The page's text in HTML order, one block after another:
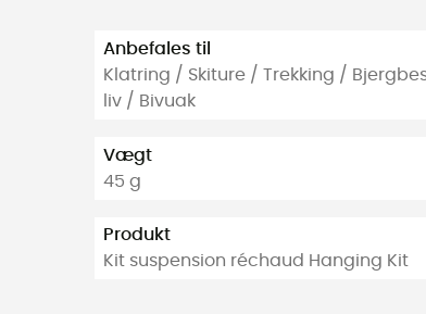
Anbefales til
Klatring / Skiture / Trekking /
liv / Bivuak
Vægt
45 g
Produkt
Kit suspension réchaud Hanging Kit